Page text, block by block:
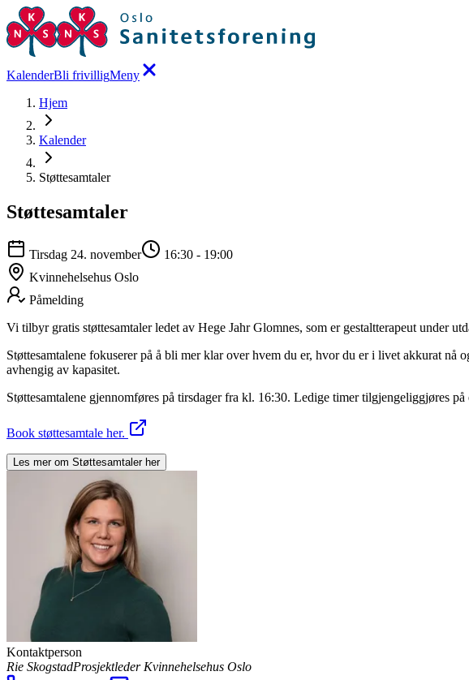
KalenderBli frivilligMeny
Hjem
Kalender
Støttesamtaler
Støttesamtaler
Tirsdag 24. november 16:30 - 19:00
Kvinnehelsehus Oslo
Påmelding
Vi tilbyr gratis støttesamtaler ledet av Hege Jahr Glomnes, som er gestaltterapeut under
Støttesamtalene fokuserer på å bli mer klar over hvem du er, hvor du er i livet akkurat
avhengig av kapasitet.
Støttesamtalene gjennomføres på tirsdager fra kl. 16:30. Ledige timer tilgjengeliggjøres
Book støttesamtale her.
Les mer om Støttesamtalerher
Kontaktperson
Rie SkogstadProsjektleder Kvinnehelsehus Oslo